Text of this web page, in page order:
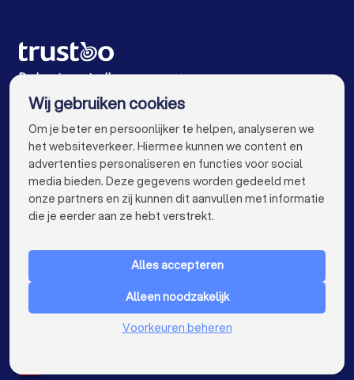
Vertaalbureaus in Heemstede
Vertaalbureaus in Amsterdam
Vertaalbureaus in Rotterdam
Vertaalbureaus in Den Haag
Vertaalbureaus in Utrecht
Vertaalbureaus in Tilburg
Vertaalbureaus in Groningen
Vertaalbureaus in Almere
Vertaalbureaus in Breda
De beste vertaalbureaus voor jou
VOOR PARTICULIEREN keyboard_arrow_down
Nederland
Wij gebruiken cookies
Om je beter en persoonlijker te helpen, analyseren we
het websiteverkeer. Hiermee kunnen we content en
advertenties personaliseren en functies voor social
media bieden. Deze gegevens worden gedeeld met
onze partners en zij kunnen dit aanvullen met informatie
die je eerder aan ze hebt verstrekt.
Alles accepteren
Alleen noodzakelijk
Voorkeuren beheren